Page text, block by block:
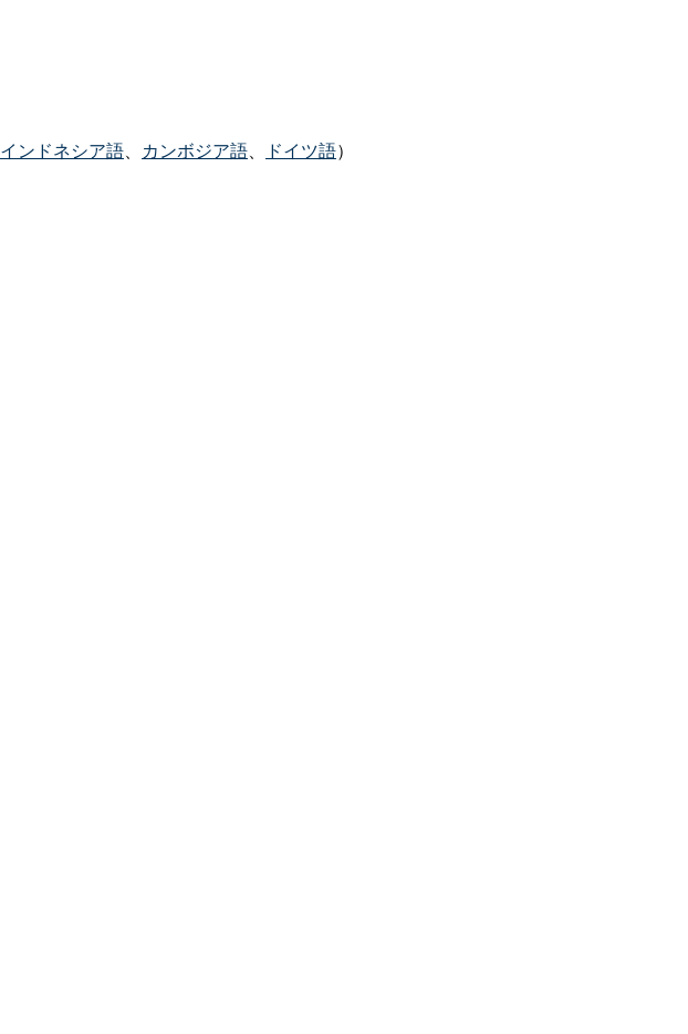
インドネシア語、 カンボジア語、 ドイツ語）